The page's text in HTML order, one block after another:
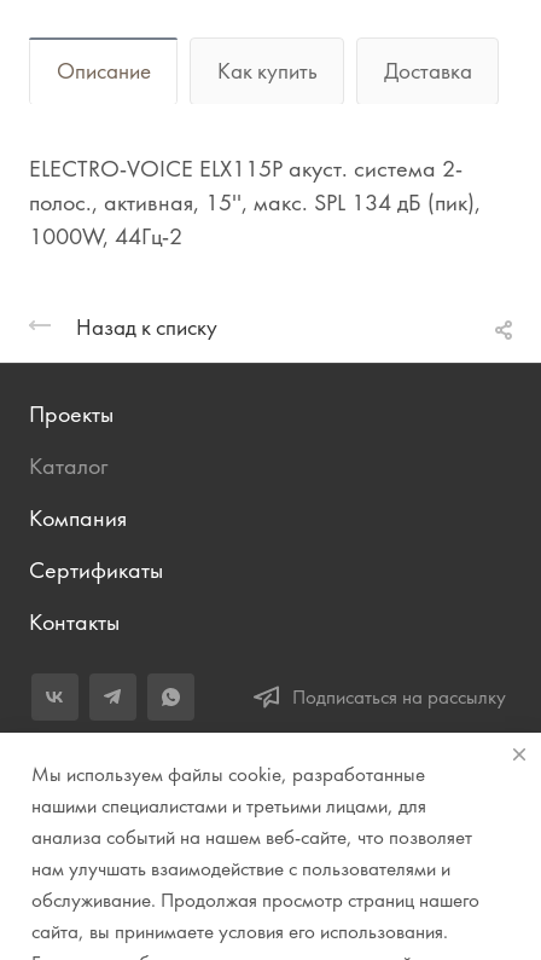
Описание Как купить Доставка
ELECTRO-VOICE ELX115P акуст. система 2-
полос., активная, 15'', макс. SPL 134 дБ (пик),
1000W, 44Гц-2
Назад к списку
Проекты
Каталог
Компания
Сертификаты
Контакты
Подписаться на рассылку
+7 (343) 283-04-11
Заказать звонок
info@prirodazvuka.ru
620144, г. Екатеринбург, ул. Хохрякова, д. 98, салон 27, ТЦ
«Весенний», 2 этаж, Центральный вход с ул. Куйбышева
Мы используем файлы cookie, разработанные
нашими специалистами и третьими лицами, для
анализа событий на нашем веб-сайте, что позволяет
нам улучшать взаимодействие с пользователями и
обслуживание. Продолжая просмотр страниц нашего
сайта, вы принимаете условия его использования.